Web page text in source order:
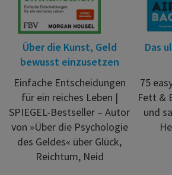
Über die Kunst, Geld
bewusst einzusetzen
Einfache Entscheidungen
für ein reiches Leben |
SPIEGEL-Bestseller – Autor
von »Über die Psychologie
des Geldes« über Glück,
Reichtum, Neid
Das
75
Fett &
und